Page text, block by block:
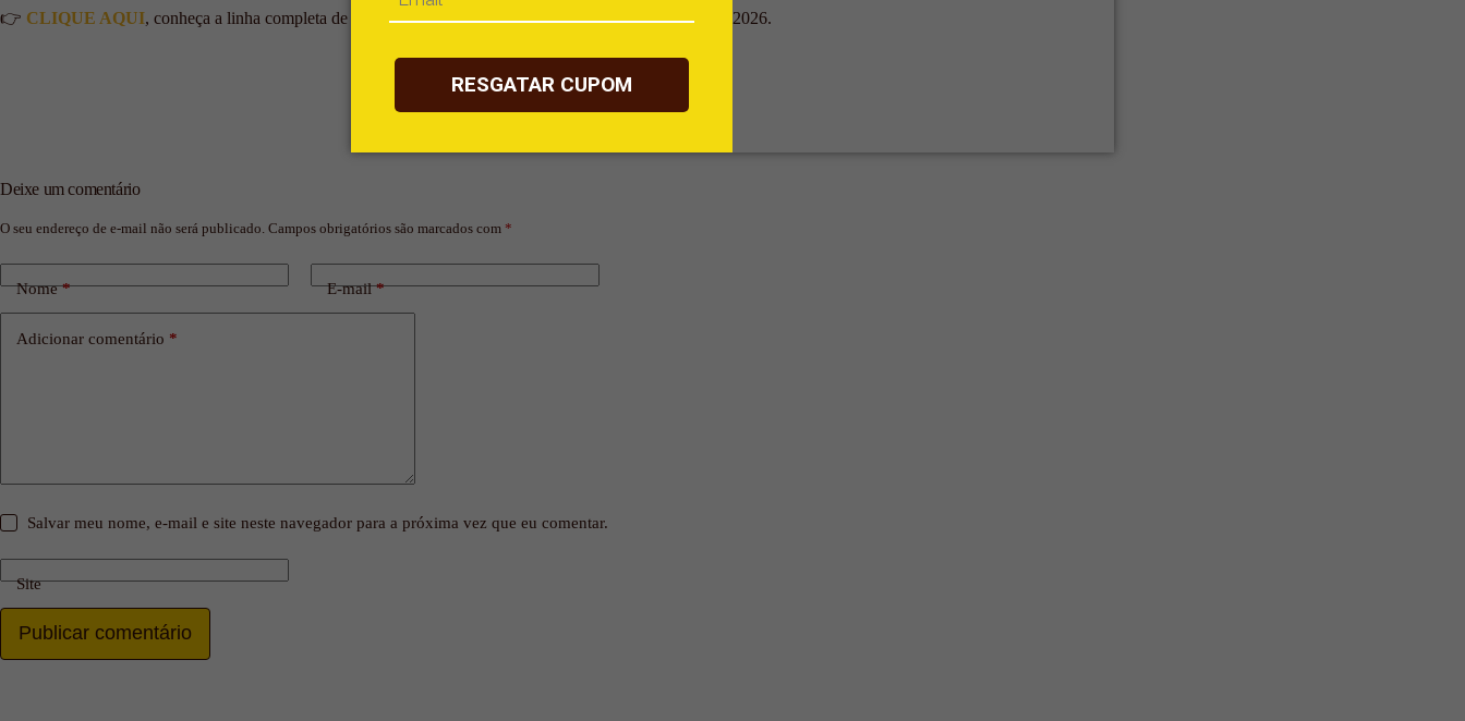
RESGATAR CUPOM
👉 CLIQUE AQUI, conheça a linha completa de cafés especiais do Café Meridiano e escolha o seu para 2026.
Deixe um comentário
O seu endereço de e-mail não será publicado. Campos obrigatórios são marcados com *
Nome* E-mail*
Adicionar comentário *
Salvar meu nome, e-mail e site neste navegador para a próxima vez que eu comentar.
Site
Publicar comentário